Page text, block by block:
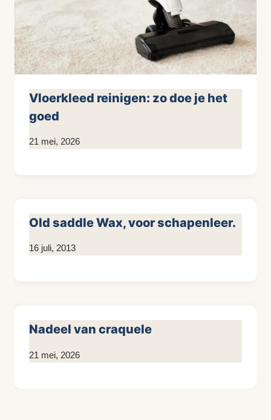
Vloerkleed reinigen: zo doe je het
goed
Door
21 mei, 2026
Old saddle Wax, voor schapenleer.
Door
16 juli, 2013
Nadeel van craquele
Door
21 mei, 2026